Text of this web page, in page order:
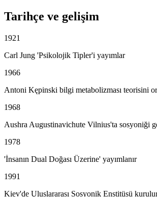
Tarihçe ve gelişim
1921
Carl Jung 'Psikolojik Tipler'i yayımlar
1966
Antoni Kępinski bilgi metabolizması teorisini
1968
Aushra Augustinavichute Vilnius'ta sosyoniği
1978
'İnsanın Dual Doğası Üzerine' yayımlanır
1991
Kiev'de Uluslararası Sosyonik Enstitüsü